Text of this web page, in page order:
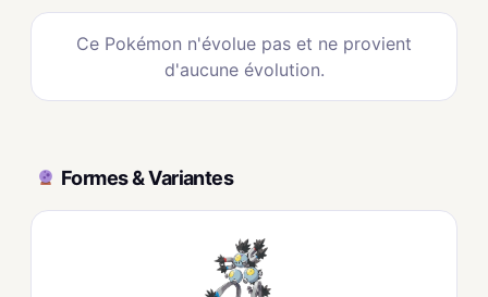
Ce Pokémon n'évolue pas et ne provient
d'aucune évolution.
Formes & Variantes